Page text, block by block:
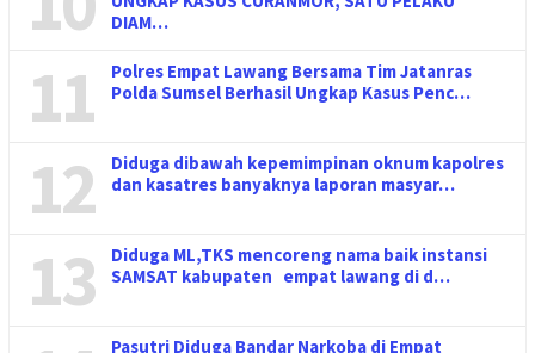
DIAM…
11
Polres Empat Lawang Bersama Tim Jatanras
Polda Sumsel Berhasil Ungkap Kasus Penc…
12
Diduga dibawah kepemimpinan oknum kapolres
dan kasatres banyaknya laporan masyar…
13
Diduga ML,TKS mencoreng nama baik instansi
SAMSAT kabupaten empat lawang di d…
Pasutri Diduga Bandar Narkoba di Empat